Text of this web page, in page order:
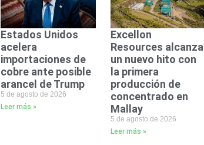
Estados Unidos
acelera
importaciones de
cobre ante posible
arancel de Trump
5 de agosto de 2026
Leer más »
Excellon
Resources alcanza
un nuevo hito con
la primera
producción de
concentrado en
Mallay
5 de agosto de 2026
Leer más »